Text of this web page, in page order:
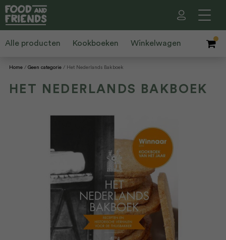
Alle producten Kookboeken Winkelwagen
Home Geen categorie Het Nederlands Bakboek
HET NEDERLANDS BAKBOEK